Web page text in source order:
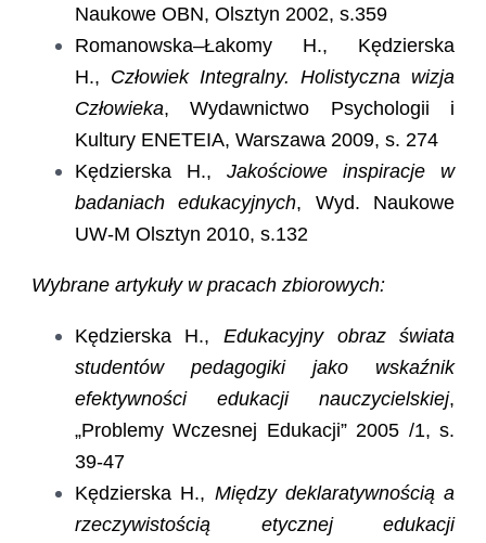
Naukowe OBN, Olsztyn 2002, s.359
Romanowska–Łakomy H., Kędzierska
H., Człowiek Integralny. Holistyczna wizja
Człowieka, Wydawnictwo Psychologii i
Kultury ENETEIA, Warszawa 2009, s. 274
Kędzierska H., Jakościowe inspiracje w
badaniach edukacyjnych, Wyd. Naukowe
UW-M Olsztyn 2010, s.132
Wybrane artykuły w pracach zbiorowych:
Kędzierska H., Edukacyjny obraz świata
studentów pedagogiki jako wskaźnik
efektywności edukacji nauczycielskiej,
„Problemy Wczesnej Edukacji” 2005 /1, s.
39-47
Kędzierska H., Między deklaratywnością a
rzeczywistością etycznej edukacji